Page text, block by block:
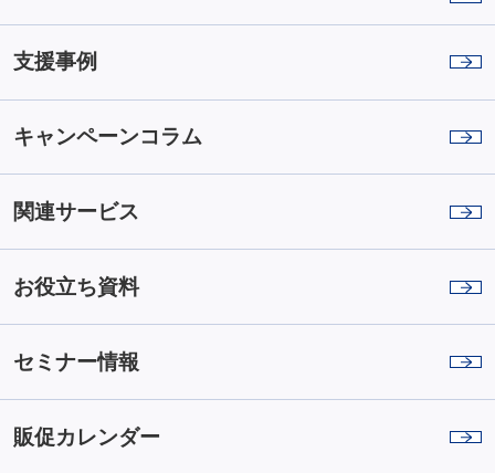
支援事例
キャンペーンコラム
関連サービス
お役立ち資料
セミナー情報
販促カレンダー